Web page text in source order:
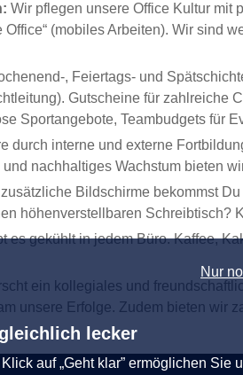
Nur
lecker
auf „Geht klar” ermöglichen Sie
Wir pflegen unsere Office Kultur mit
(mobiles Arbeiten). Wir
, Feiertags- und
Gutscheine für
Sportangebote, Teambudgets für
durch interne und externe
nachhaltiges Wachstum bieten
Bildschirme bekommst
höhenverstellbaren Schreibtisch?
es gekühlt in jedem Büro. Kaffee,
ein kollegiales und
unsere Erfolge. Zudem bieten